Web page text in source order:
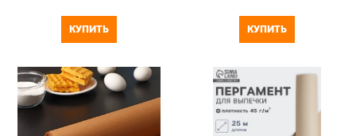
КУПИТЬ КУПИТЬ